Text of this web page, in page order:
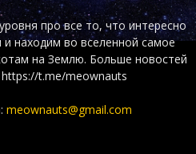
про все то, что интересно
находим во вселенной самое
на Землю. Больше новостей
https://t.me/meownauts
meownauts@gmail.com